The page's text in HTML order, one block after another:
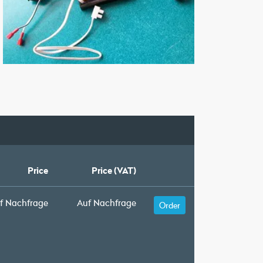
Price Price (VAT)
Nachfrage Auf Nachfrage Order